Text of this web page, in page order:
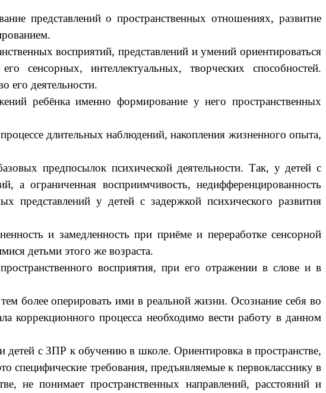
представлений о пространственных отношениях, развитие
восприятий, представлений и умений ориентироваться
сенсорных, интеллектуальных, творческих способностей.
его деятельности.
ребёнка именно формирование у него пространственных
длительных наблюдений, накопления жизненного опыта,
предпосылок психической деятельности. Так, у детей с
а ограниченная восприимчивость, недифференцированность
представлений у детей с задержкой психического развития
и замедленность при приёме и переработке сенсорной
детьми этого же возраста.
восприятия, при его отражении в слове и в
более оперировать ими в реальной жизни. Осознание себя во
коррекционного процесса необходимо вести работу в данном
детей с ЗПР к обучению в школе. Ориентировка в пространстве,
специфические требования, предъявляемые к первокласснику в
не понимает пространственных направлений, расстояний и